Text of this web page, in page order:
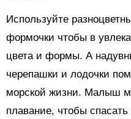
Используйте
формочки чтобы в
цвета и формы. А
черепашки и лодочки
морской жизни. Малыш
плавание, чтобы